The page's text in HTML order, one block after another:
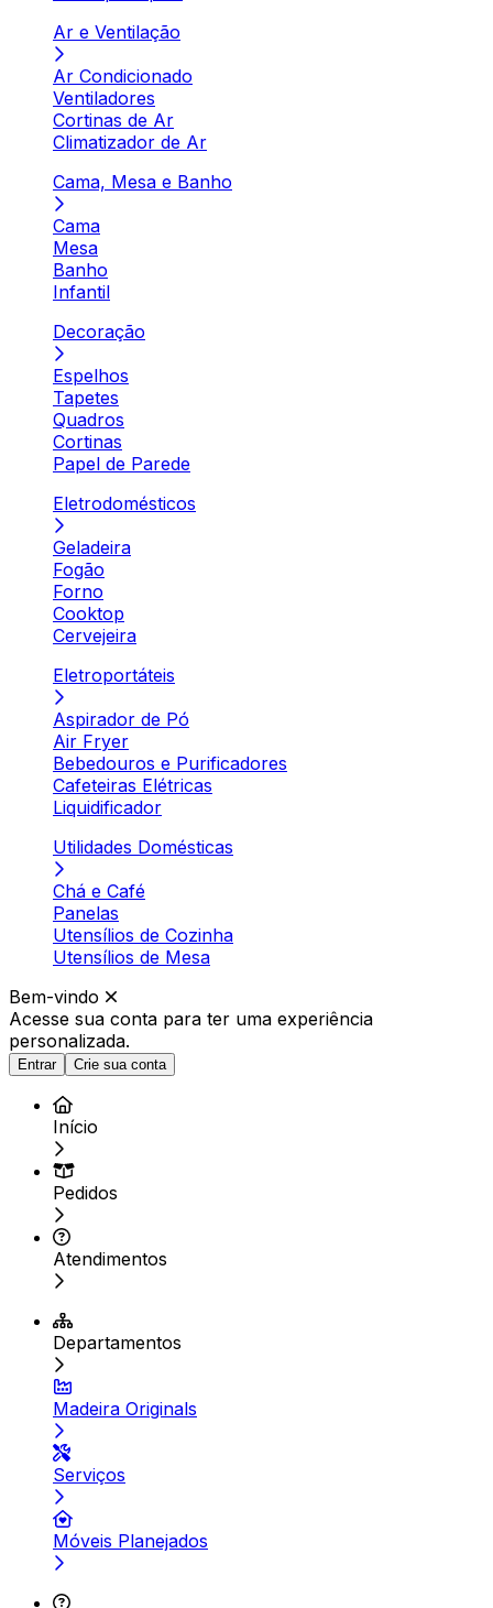
Ar e Ventilação
Ar Condicionado
Ventiladores
Cortinas de Ar
Climatizador de Ar
Cama, Mesa e Banho
Cama
Mesa
Banho
Infantil
Decoração
Espelhos
Tapetes
Quadros
Cortinas
Papel de Parede
Eletrodomésticos
Geladeira
Fogão
Forno
Cooktop
Cervejeira
Eletroportáteis
Aspirador de Pó
Air Fryer
Bebedouros e Purificadores
Cafeteiras Elétricas
Liquidificador
Utilidades Domésticas
Chá e Café
Panelas
Utensílios de Cozinha
Utensílios de Mesa
Bem-vindo
Acesse sua conta para ter uma experiência
personalizada.
Entrar Crie sua conta
Início
Pedidos
Atendimentos
Departamentos
Madeira Originals
Serviços
Móveis Planejados